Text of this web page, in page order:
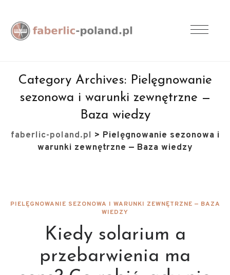
Category Archives: Pielęgnowanie
sezonowa i warunki zewnętrzne —
Baza wiedzy
faberlic-poland.pl > Pielęgnowanie sezonowa i
warunki zewnętrzne — Baza wiedzy
PIELĘGNOWANIE SEZONOWA I WARUNKI ZEWNĘTRZNE — BAZA
WIEDZY
Kiedy solarium a
przebarwienia ma